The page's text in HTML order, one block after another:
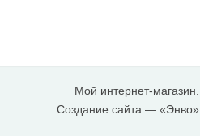
Мой интернет-магазин.
Создание сайта — «Энво»